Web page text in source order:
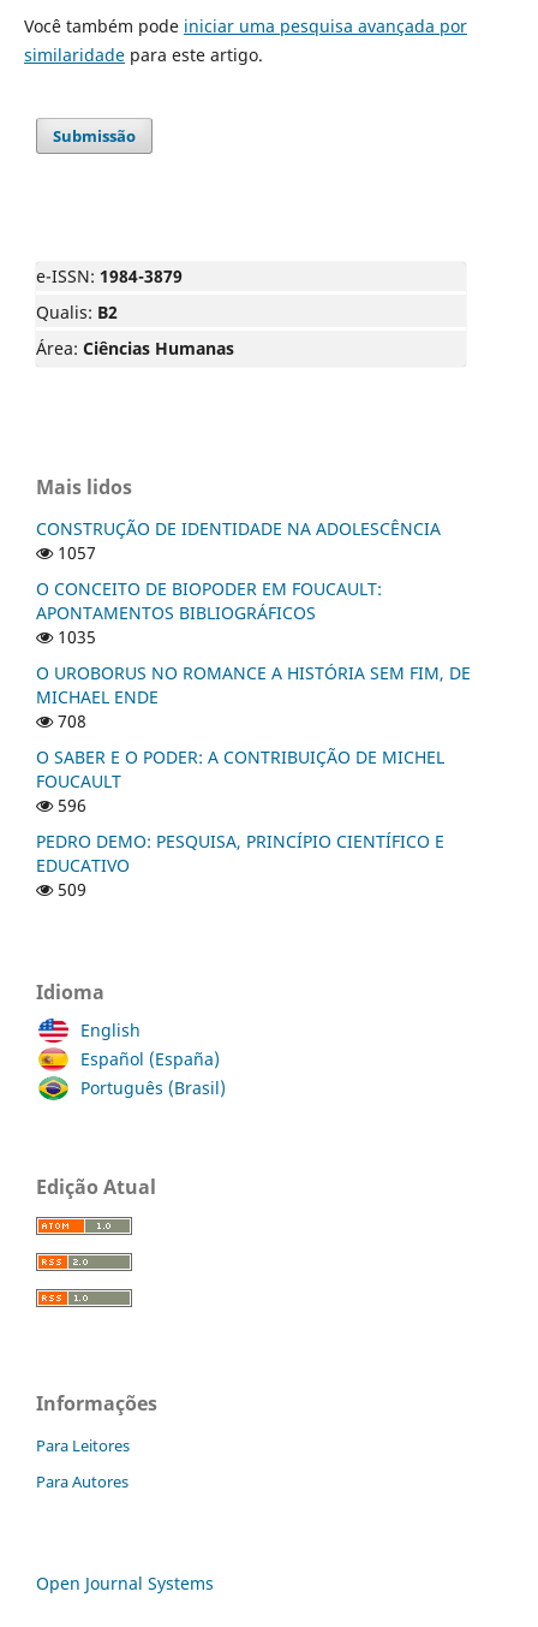
Você também pode iniciar uma pesquisa avançada por
similaridadepara este artigo.
Submissão
e-ISSN: 1984-3879
Qualis: B2
Área: Ciências Humanas
Mais lidos
CONSTRUÇÃO DE IDENTIDADE NA ADOLESCÊNCIA
1057
O CONCEITO DE BIOPODER EM FOUCAULT:
APONTAMENTOS BIBLIOGRÁFICOS
1035
O UROBORUS NO ROMANCE A HISTÓRIA SEM FIM, DE
MICHAEL ENDE
708
O SABER E O PODER: A CONTRIBUIÇÃO DE MICHEL
FOUCAULT
596
PEDRO DEMO: PESQUISA, PRINCÍPIO CIENTÍFICO E
EDUCATIVO
509
Idioma
English
Español (España)
Português (Brasil)
Edição Atual
Informações
Para Leitores
Para Autores
Open Journal Systems